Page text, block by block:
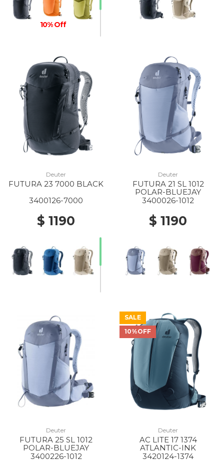
10% Off
Deuter
FUTURA 23 7000 BLACK
3400126-7000
$ 1190
Deuter
FUTURA 21 SL 1012
POLAR-BLUEJAY
3400026-1012
$ 1190
Deuter
FUTURA 25 SL 1012
POLAR-BLUEJAY
3400226-1012
SALE
10%OFF
Deuter
AC LITE 17 1374
ATLANTIC-INK
3420124-1374